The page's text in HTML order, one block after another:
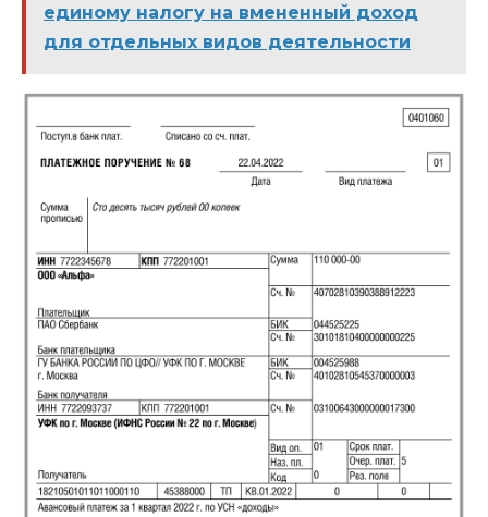
единому налогу на вмененный доход
для отдельных видов деятельности